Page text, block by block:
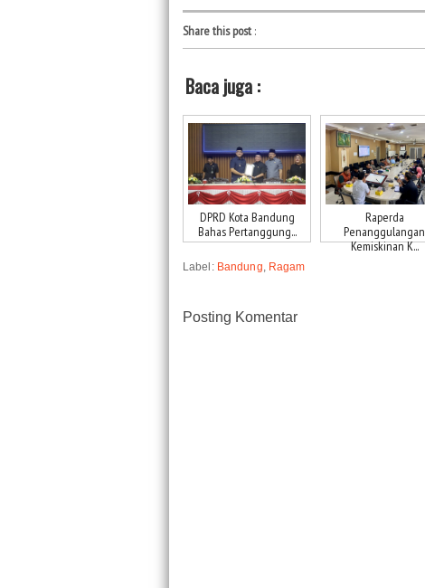
Share this post:
Baca juga :
DPRD Kota Bandung
Bahas Pertanggung...
Raperda
Penanggulangan
Kemiskinan K...
Label: Bandung Ragam
Posting Komentar